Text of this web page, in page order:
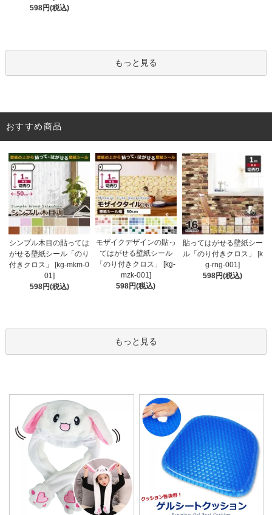
598円(税込)
もっと見る
おすすめ商品
シンプル木目の貼っては
がせる壁紙シール「のり
付きクロス」 [kg-mkm-0
01]
598円(税込)
モザイクデザインの貼っ
てはがせる壁紙シール
「のり付きクロス」 [kg-
mzk-001]
598円(税込)
貼ってはがせる壁紙シー
ル「のり付きクロス」 [k
g-rng-001]
598円(税込)
もっと見る